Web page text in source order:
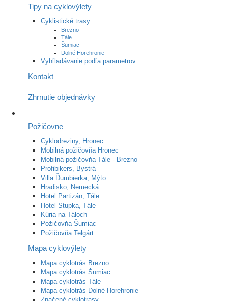
Tipy na cyklovýlety
Cyklistické trasy
Brezno
Tále
Šumiac
Dolné Horehronie
Vyhľladávanie podľa parametrov
Kontakt
Zhrnutie objednávky
Požičovne
Cyklodreziny, Hronec
Mobilná požičovňa Hronec
Mobilná požičovňa Tále - Brezno
Profibikers, Bystrá
Villa Ďumbierka, Mýto
Hradisko, Nemecká
Hotel Partizán, Tále
Hotel Stupka, Tále
Kúria na Táloch
Požičovňa Šumiac
Požičovňa Telgárt
Mapa cyklovýlety
Mapa cyklotrás Brezno
Mapa cyklotrás Šumiac
Mapa cyklotrás Tále
Mapa cyklotrás Dolné Horehronie